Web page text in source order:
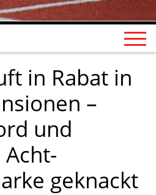
in Rabat in
–
und
geknackt